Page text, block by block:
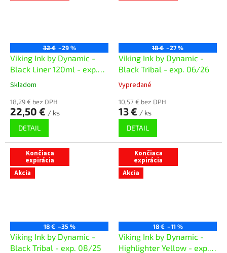
32 € –29 %
Viking Ink by Dynamic -
Black Liner 120ml - exp.
06/26
Skladom
18,29 € bez DPH
22,50 € / ks
DETAIL
18 € –27 %
Viking Ink by Dynamic -
Black Tribal - exp. 06/26
Vypredané
10,57 € bez DPH
13 € / ks
DETAIL
Končiaca
expirácia
Akcia
18 € –35 %
Viking Ink by Dynamic -
Black Tribal - exp. 08/25
Končiaca
expirácia
Akcia
18 € –11 %
Viking Ink by Dynamic -
Highlighter Yellow - exp.